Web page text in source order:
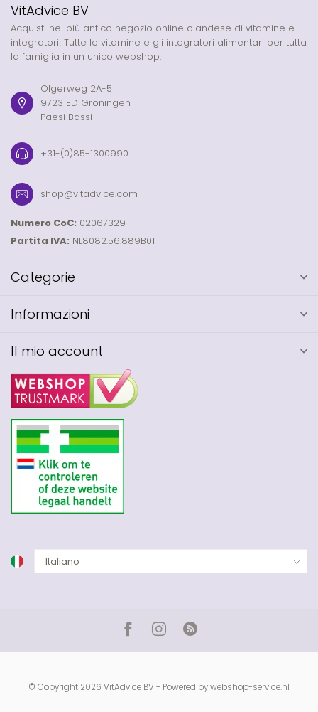
VitAdvice BV
Acquisti nel più antico negozio online olandese di vitamine e
integratori! Tutte le vitamine e gli integratori alimentari per tutta
la famiglia in un unico webshop.
Olgerweg 2A-5
9723 ED Groningen
Paesi Bassi
+31-(0)85-1300990
shop@vitadvice.com
Numero CoC: 02067329
Partita IVA: NL8082.56.889B01
Categorie
Informazioni
Il mio account
© Copyright 2026 VitAdvice BV - Powered bywebshop-service.nl